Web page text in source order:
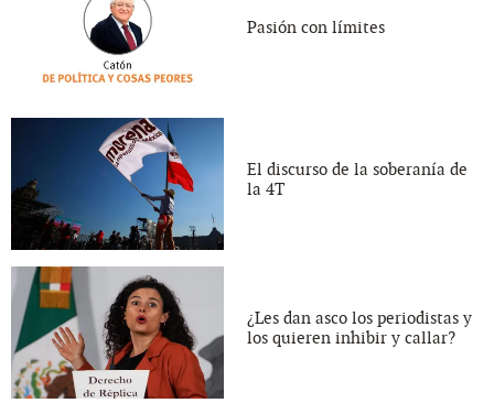
Pasión con límites
El discurso de la soberanía de
la 4T
¿Les dan asco los periodistas y
los quieren inhibir y callar?